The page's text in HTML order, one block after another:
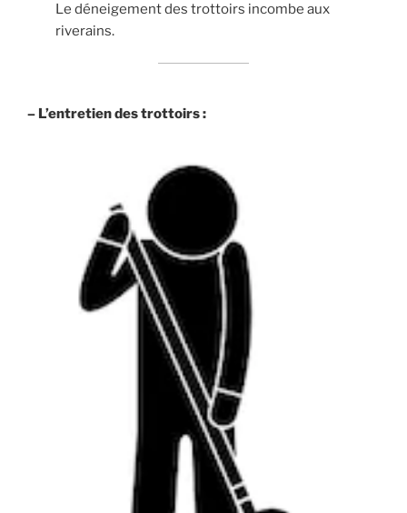
Le déneigement des trottoirs incombe aux
riverains.
– L’entretien des trottoirs :